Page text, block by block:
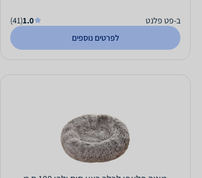
ב-פט פלנט 1.0
(41)
לפרטים נוספים